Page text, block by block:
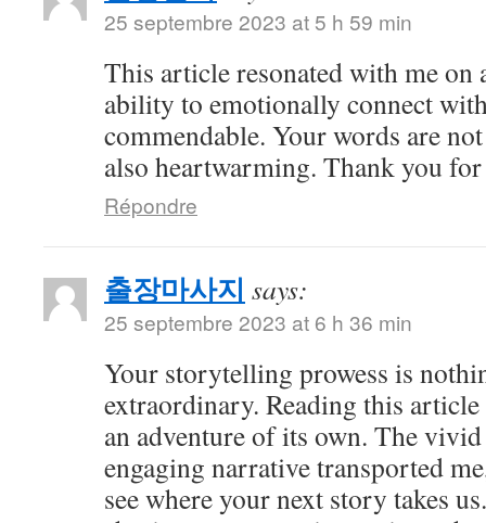
25 septembre 2023 at 5 h 59 min
This article resonated with me on
ability to emotionally connect
commendable. Your words are
also heartwarming. Thank you
Répondre
출장마사지 says:
25 septembre 2023 at 6 h 36 min
Your storytelling prowess is
extraordinary. Reading this
an adventure of its own. The
engaging narrative transported
see where your next story takes